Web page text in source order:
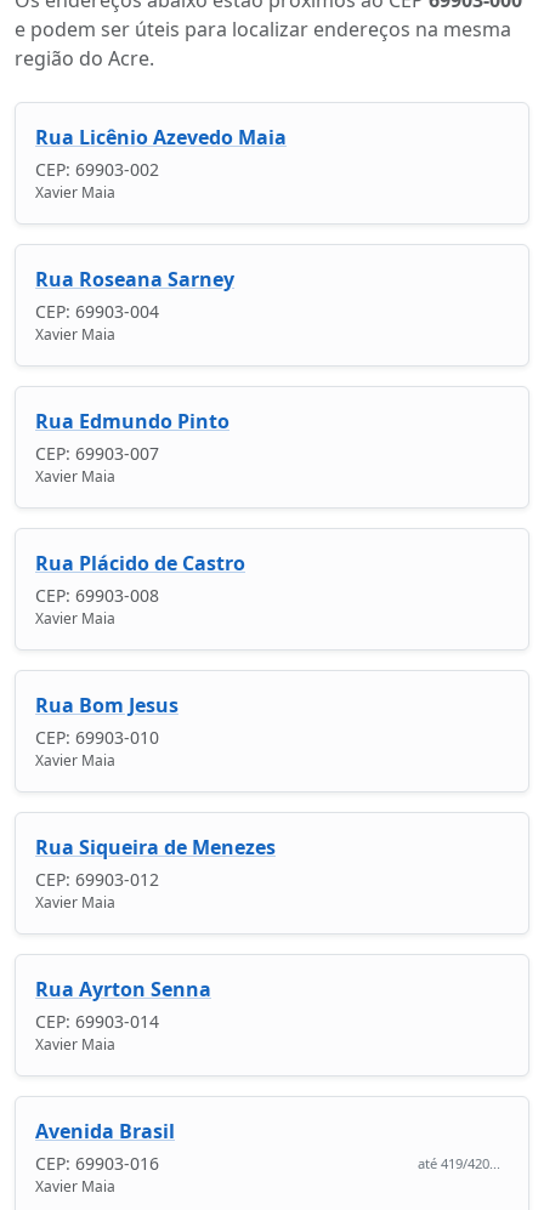
e podem ser úteis para localizar endereços na mesma
região do Acre.
Rua Licênio Azevedo Maia
CEP: 69903-002
Xavier Maia
Rua Roseana Sarney
CEP: 69903-004
Xavier Maia
Rua Edmundo Pinto
CEP: 69903-007
Xavier Maia
Rua Plácido de Castro
CEP: 69903-008
Xavier Maia
Rua Bom Jesus
CEP: 69903-010
Xavier Maia
Rua Siqueira de Menezes
CEP: 69903-012
Xavier Maia
Rua Ayrton Senna
CEP: 69903-014
Xavier Maia
Avenida Brasil
CEP: 69903-016 até 419/420...
Xavier Maia